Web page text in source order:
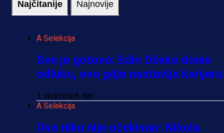
Najčitanije Najnovije
A Selekcija
Sve je gotovo: Edin Džeko donio
odluku, evo gdje nastavlja
1 sedmica 6 dan
A Selekcija
Ovo niko nije očekivao: Nikola